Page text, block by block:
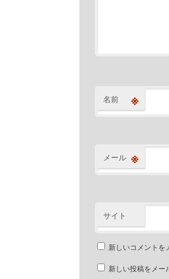
名前 ※
メール ※
サイト
新しいコメントを
新しい投稿をメー